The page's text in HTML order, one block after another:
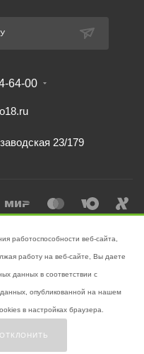
64-00
23/179
работоспособности веб-сайта,
работу на веб-сайте, Вы даете
данных в соответствии с
опубликованной на нашем
в настройках браузера.
ОТКЛОНИТЬ